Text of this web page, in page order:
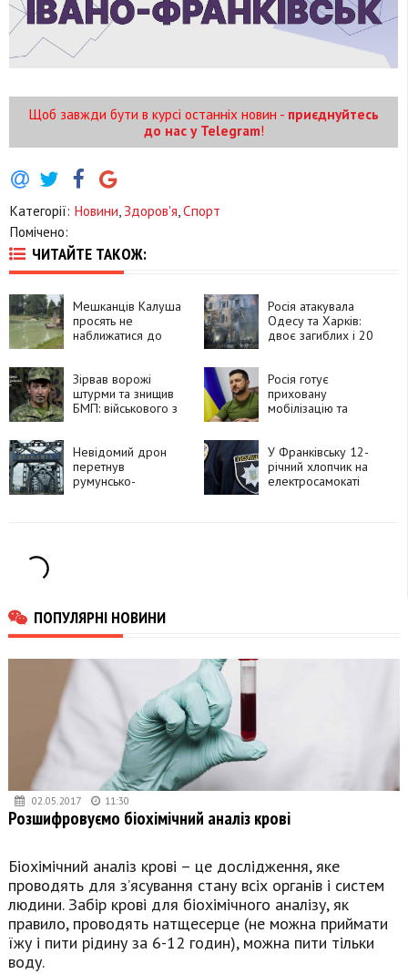
Щоб завжди бути в курсі останніх новин - приєднуйтесь
до нас у Telegram!
Категорії: Новини Здоров'я Спорт
Помічено:
ЧИТАЙТЕ ТАКОЖ:
Мешканців Калуша
просять не
наближатися до
Росія атакувала
Одесу та Харків:
двоє загиблих і 20
Зірвав ворожі
штурми та знищив
БМП: військового з
орденом «За
мужність»
Росія готує
приховану
мобілізацію та
із КНДР, —
Володимир
Зеленський
Невідомий дрон
перетнув
румунсько-
У Франківську 12-
річний хлопчик на
електросамокаті
ПОПУЛЯРНІ НОВИНИ
02.05.2017 11:30
Розшифровуємо біохімічний аналіз крові
Біохімічний аналіз крові – це дослідження, яке
проводять для з’ясування стану всіх органів і систем
людини. Забір крові для біохімічного аналізу, як
правило, проводять натщесерце (не можна приймати
їжу і пити рідину за 6-12 годин), можна пити тільки
воду.